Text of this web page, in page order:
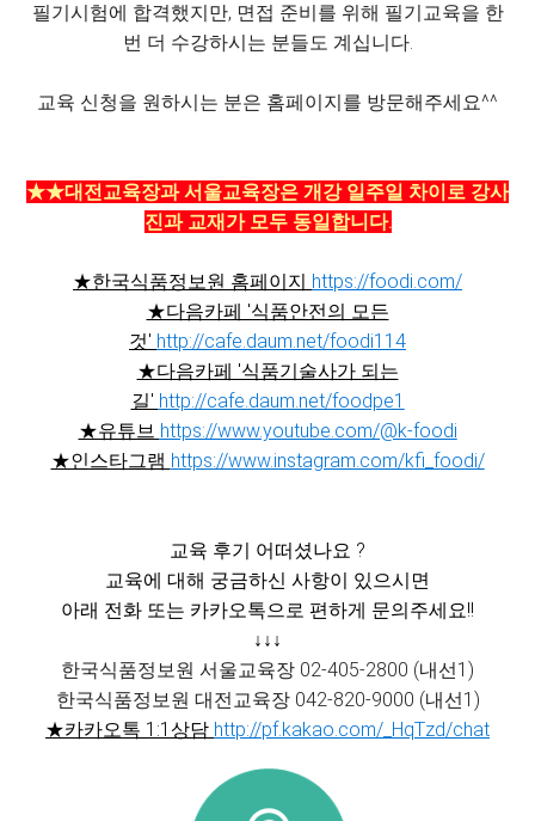
필기시험에 합격했지만, 면접 준비를 위해 필기교육을 한
번 더 수강하시는 분들도 계십니다.
교육 신청을 원하시는 분은 홈페이지를 방문해주세요^^
★★대전교육장과 서울교육장은 개강 일주일 차이로 강사
진과 교재가 모두 동일합니다.
★한국식품정보원 홈페이지 https://foodi.com/
★다음카페 '식품안전의 모든
것' http://cafe.daum.net/foodi114
★다음카페 '식품기술사가 되는
길' http://cafe.daum.net/foodpe1
★유튜브 https://www.youtube.com/@k-foodi
★인스타그램 https://www.instagram.com/kfi_foodi/
교육 후기 어떠셨나요 ?
교육에 대해 궁금하신 사항이 있으시면
아래 전화 또는 카카오톡으로 편하게 문의주세요!!
↓↓↓
한국식품정보원 서울교육장 02-405-2800 (내선1)
한국식품정보원 대전교육장 042-820-9000 (내선1)
★카카오톡 1:1상담 http://pf.kakao.com/_HqTzd/chat